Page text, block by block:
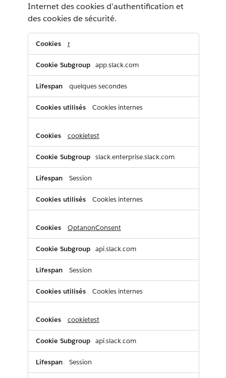
Internet des cookies d’authentification et
des cookies de sécurité.
Les
cookies
essentiels
r
app.slack.com
quelques secondes
Cookies internes
cookietest
slack.enterprise.slack.com
Session
Cookies internes
OptanonConsent
api.slack.com
Session
Cookies internes
cookietest
api.slack.com
Session